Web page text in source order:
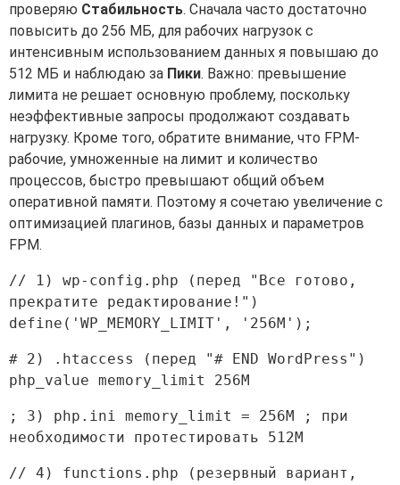
проверяю Стабильность. Сначала часто достаточно
повысить до 256 МБ, для рабочих нагрузок с
интенсивным использованием данных я повышаю до
512 МБ и наблюдаю за Пики. Важно: превышение
лимита не решает основную проблему, поскольку
неэффективные запросы продолжают создавать
нагрузку. Кроме того, обратите внимание, что FPM-
рабочие, умноженные на лимит и количество
процессов, быстро превышают общий объем
оперативной памяти. Поэтому я сочетаю увеличение с
оптимизацией плагинов, базы данных и параметров
FPM.
// 1) wp-config.php (перед "Все готово,
прекратите редактирование!")
# 2) .htaccess (перед "# END WordPress")
; 3) php.ini memory_limit = 256M ; при
// 4) functions.php (резервный вариант,